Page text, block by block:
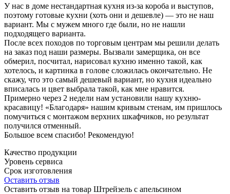
У нас в доме нестандартная кухня из-за короба и выступов,
поэтому готовые кухни (хоть они и дешевле) — это не наш
вариант. Мы с мужем много где были, но не нашли
подходящего варианта.
После всех походов по торговым центрам мы решили делать
на заказ под наши размеры. Вызвали замерщика, он все
обмерил, посчитал, нарисовал кухню именно такой, как
хотелось, и картинка в голове сложилась окончательно. Не
скажу, что это самый дешевый вариант, но кухня идеально
вписалась и цвет выбрала такой, как мне нравится.
Примерно через 2 недели нам установили нашу кухню-
красавицу! «Благодаря» нашим кривым стенам, им пришлось
помучиться с монтажом верхних шкафчиков, но результат
получился отменный.
Большое всем спасибо! Рекомендую!
Качество продукции
Уровень сервиса
Срок изготовления
Оставить отзыв
Оставить отзыв на товар Штрейзель с апельсином